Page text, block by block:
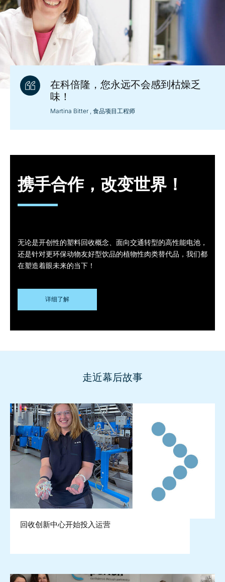
在科倍隆，您永远不会感到枯燥乏
味！
Martina Bitter , 食品项目工程师
携手合作，改变世界！
无论是开创性的塑料回收概念、面向交通转型的高性能电池，
还是针对更环保动物友好型饮品的植物性肉类替代品，我们都
在塑造着眼未来的当下！
详细了解
走近幕后故事
回收创新中心开始投入运营